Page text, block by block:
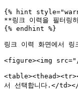
{% hint
**링크 이력을 필터링
{% endhint %}
링크 이력 화면에서
<figure><img
서 선택합니다.</